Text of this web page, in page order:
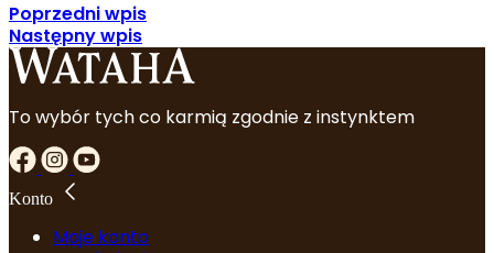
Poprzedni wpis
Następny wpis
To wybór tych co karmią zgodnie z instynktem
Konto
Moje konto